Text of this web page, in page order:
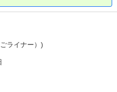
ライナー）)